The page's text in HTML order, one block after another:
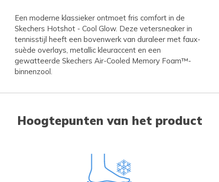
Een moderne klassieker ontmoet fris comfort in de
Skechers Hotshot - Cool Glow. Deze vetersneaker in
tennisstijl heeft een bovenwerk van duraleer met faux-
suède overlays, metallic kleuraccent en een
gewatteerde Skechers Air-Cooled Memory Foam™-
binnenzool.
Hoogtepunten van het product